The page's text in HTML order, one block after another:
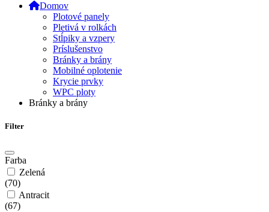
Domov
Plotové panely
Pletivá v rolkách
Stĺpiky a vzpery
Príslušenstvo
Bránky a brány
Mobilné oplotenie
Krycie prvky
WPC ploty
Bránky a brány
Filter
Farba
Zelená
(70)
Antracit
(67)